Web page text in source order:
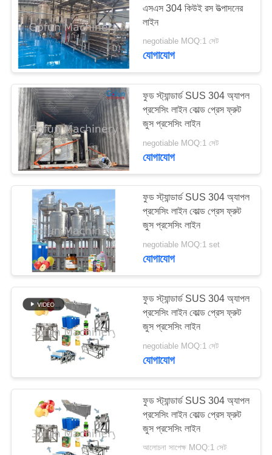
এসএস 304 কিউই রস উত্পাদনের
লাইন
negotiable MOQ:1 সেট
যোগাযোগ
ফুড স্ট্যান্ডার্ড SUS 304 অ্যাপল
প্রসেসিং লাইন কোল্ড প্রেস ফ্রুট
জুস প্রসেসিং লাইন
negotiable MOQ:1 সেট
যোগাযোগ
ফুড স্ট্যান্ডার্ড SUS 304 অ্যাপল
প্রসেসিং লাইন কোল্ড প্রেস ফ্রুট
জুস প্রসেসিং লাইন
negotiable MOQ:1 set
যোগাযোগ
ফুড স্ট্যান্ডার্ড SUS 304 অ্যাপল
প্রসেসিং লাইন কোল্ড প্রেস ফ্রুট
জুস প্রসেসিং লাইন
negotiable MOQ:1 সেট
যোগাযোগ
ফুড স্ট্যান্ডার্ড SUS 304 অ্যাপল
প্রসেসিং লাইন কোল্ড প্রেস ফ্রুট
জুস প্রসেসিং লাইন
আলোচনা সাপেক্ষ MOQ:1 সেট